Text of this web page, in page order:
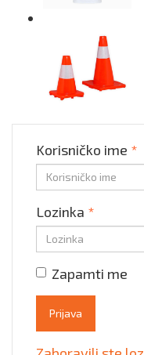
Korisničko ime *
Lozinka *
Zapamti me
Prijava